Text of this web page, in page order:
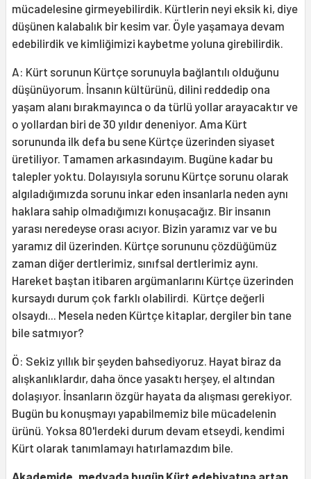
mücadelesine girmeyebilirdik. Kürtlerin neyi eksik ki, diye
düşünen kalabalık bir kesim var. Öyle yaşamaya devam
edebilirdik ve kimliğimizi kaybetme yoluna girebilirdik.
A: Kürt sorunun Kürtçe sorunuyla bağlantılı olduğunu
düşünüyorum. İnsanın kültürünü, dilini reddedip ona
yaşam alanı bırakmayınca o da türlü yollar arayacaktır ve
o yollardan biri de 30 yıldır deneniyor. Ama Kürt
sorununda ilk defa bu sene Kürtçe üzerinden siyaset
üretiliyor. Tamamen arkasındayım. Bugüne kadar bu
talepler yoktu. Dolayısıyla sorunu Kürtçe sorunu olarak
algıladığımızda sorunu inkar eden insanlarla neden aynı
haklara sahip olmadığımızı konuşacağız. Bir insanın
yarası neredeyse orası acıyor. Bizin yaramız var ve bu
yaramız dil üzerinden. Kürtçe sorununu çözdüğümüz
zaman diğer dertlerimiz, sınıfsal dertlerimiz aynı.
Hareket baştan itibaren argümanlarını Kürtçe üzerinden
kursaydı durum çok farklı olabilirdi. Kürtçe değerli
olsaydı... Mesela neden Kürtçe kitaplar, dergiler bin tane
bile satmıyor?
Ö: Sekiz yıllık bir şeyden bahsediyoruz. Hayat biraz da
alışkanlıklardır, daha önce yasaktı herşey, el altından
dolaşıyor. İnsanların özgür hayata da alışması gerekiyor.
Bugün bu konuşmayı yapabilmemiz bile mücadelenin
ürünü. Yoksa 80'lerdeki durum devam etseydi, kendimi
Kürt olarak tanımlamayı hatırlamazdım bile.
Akademide, medyada bugün Kürt edebiyatına artan